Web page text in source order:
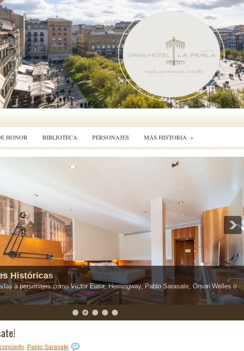
HONOR BIBLIOTECA PERSONAJES MÁS HISTORIA »
Históricas
a personajes como Víctor Eusa, Hemingway, Pablo Sarasate, Orson Welles o
concierto, Pablo Sarasate